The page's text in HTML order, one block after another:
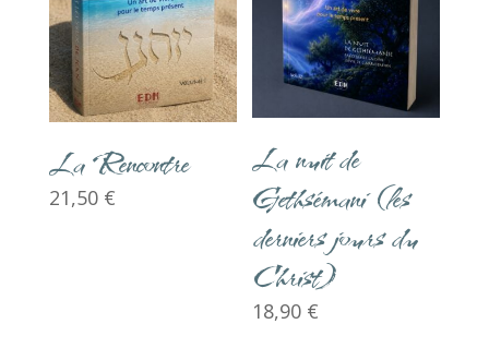
La Rencontre
21,50 €
La nuit de
Gethsémani (les
derniers jours du
Christ)
18,90 €